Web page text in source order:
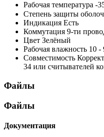
Рабочая температура -
Степень защиты
Индикация Есть
Коммутация 9-ти
Цвет Зелёный
Рабочая влажность 10 -
Совместимость
34 или считывателей
Файлы
Файлы
Документация